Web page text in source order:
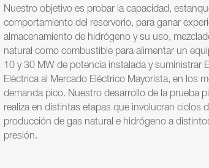
Nuestro objetivo es probar la capacidad,
comportamiento del reservorio, para ganar
almacenamiento de hidrógeno y su uso,
natural como combustible para alimentar un
10 y 30 MW de potencia instalada y suministrar
Eléctrica al Mercado Eléctrico Mayorista, en los
demanda pico. Nuestro desarrollo de la prueba
realiza en distintas etapas que involucran ciclos
producción de gas natural e hidrógeno a
presión.